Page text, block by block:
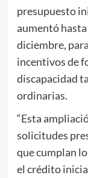
presupuesto
aumentó hasta
diciembre,
incentivos de
discapacidad
ordinarias.
“Esta
solicitudes
que cumplan
el crédito